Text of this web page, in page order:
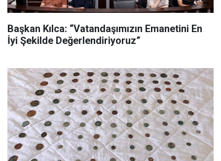
Başkan Kılca: “Vatandaşımızın Emanetini En
İyi Şekilde Değerlendiriyoruz”